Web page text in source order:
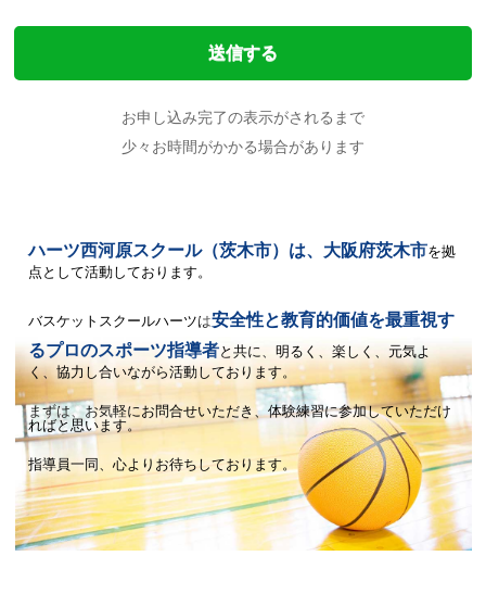
お申し込み完了の表示がされるまで
少々お時間がかかる場合があります
ハーツ西河原スクール（茨木市）は、大阪府茨木市を拠
点として活動しております。
バスケットスクールハーツは安全性と教育的価値を最重視す
るプロのスポーツ指導者と共に、 明るく、楽しく、元気よ
く、協力し合いながら活動しております。
まずは、お気軽にお問合せいただき、体験練習に参加していただけ
ればと思います。
指導員一同、心よりお待ちしております。